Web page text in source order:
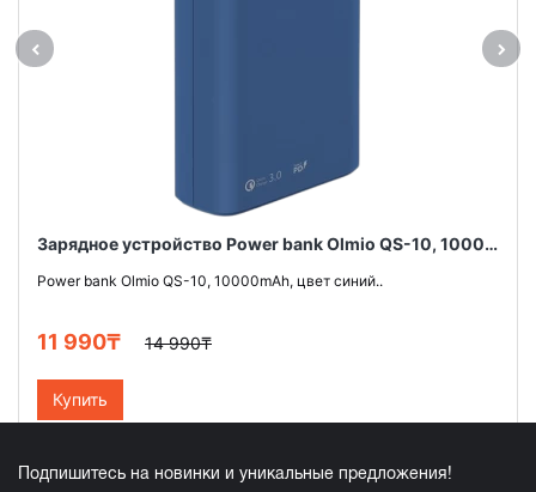
Зарядное устройство Power bank Olmio QS-10, 10000mAh, цвет синий
Power bank Olmio QS-10, 10000mAh, цвет синий..
11 990₸ 14 990₸
Купить
Подпишитесь на новинки и уникальные предложения!